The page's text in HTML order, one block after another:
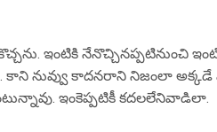
నేనొచ్చినప్పటినుంచి ఇంటి
నువ్వు కాదనరాని నిజంలా అక్కడే
ఇంకెప్పటికీ కదలలేనివాడిలా.